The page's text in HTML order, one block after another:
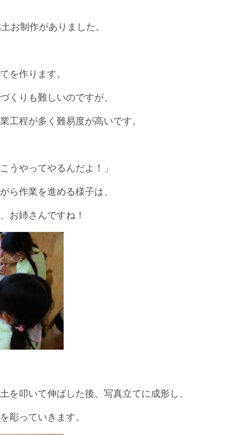
お制作がありました。
を作ります。
くりも難しいのですが、
工程が多く難易度が高いです。
うやってやるんだよ！」
ら作業を進める様子は、
お姉さんですね！
を叩いて伸ばした後、写真立てに成形し、
彫っていきます。